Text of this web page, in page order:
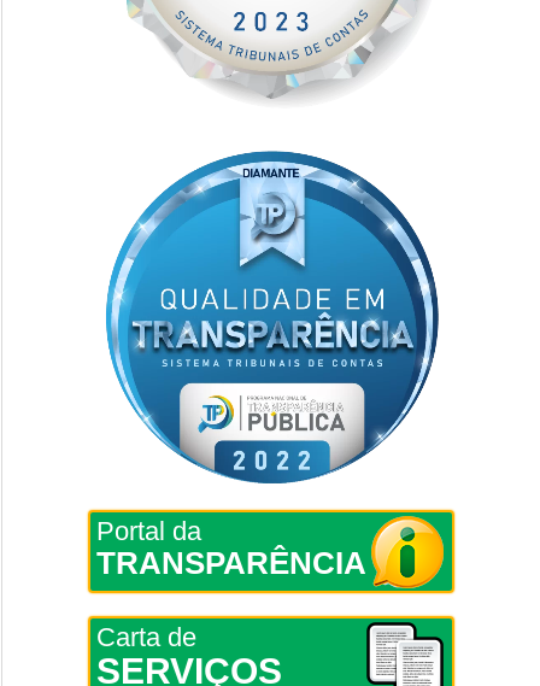
Portal da
TRANSPARÊNCIA
Carta de
SERVIÇOS